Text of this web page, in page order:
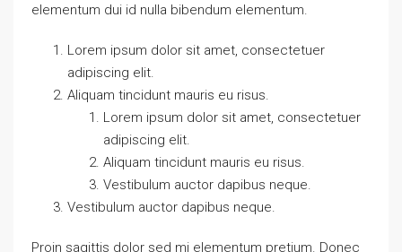
elementum dui id nulla bibendum elementum.
Lorem ipsum dolor sit amet, consectetuer
adipiscing elit.
Aliquam tincidunt mauris eu risus.
Lorem ipsum dolor sit amet, consectetuer
adipiscing elit.
Aliquam tincidunt mauris eu risus.
Vestibulum auctor dapibus neque.
Vestibulum auctor dapibus neque.
Proin sagittis dolor sed mi elementum pretium. Donec